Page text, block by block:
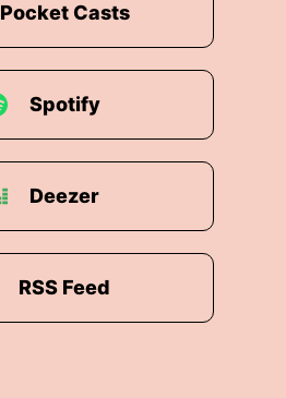
Pocket Casts
Spotify
Deezer
RSS Feed